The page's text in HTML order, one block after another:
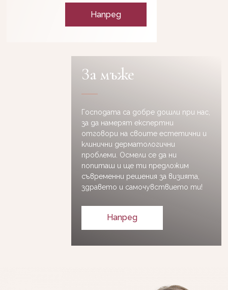
Напред
За мъже
Господата са добре дошли при нас,
за да намерят експертни
отговори на своите естетични и
клинични дерматологични
проблеми. Осмели се да ни
попиташ и ще ти предложим
съвременни решения за визията,
здравето и самочувствието ти!
Напред